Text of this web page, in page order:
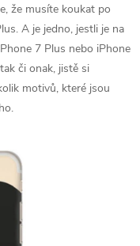
že musíte koukat po
A je jedno, jestli je na
7 Plus nebo iPhone
či onak, jistě si
motivů, které jsou